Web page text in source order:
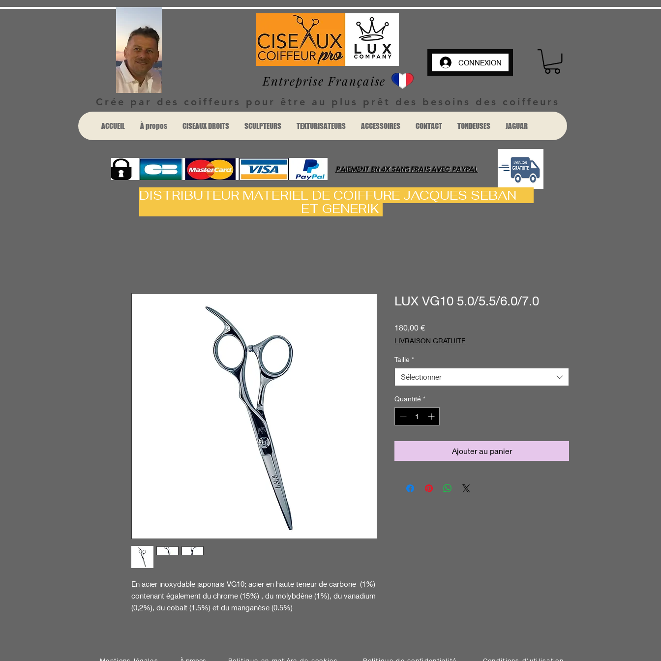
Entreprise Française
CONNEXION
Crée par des coiffeurs pour être au plus prêt des besoins des coiffeurs
ACCUEIL À propos CISEAUX DROITS SCULPTEURS TEXTURISATEURS ACCESSOIRES CONTACT TONDEUSES JAGUAR
PAIEMENT EN 4X SANS FRAIS AVEC PAYPAL
DISTRIBUTEUR MATERIEL DE COIFFURE JACQUES SEBAN
ET GENERIK
En acier inoxydable japonais VG10; acier en haute teneur de carbone (1%)
contenant également du chrome (15%) , du molybdène (1%), du vanadium
(0,2%), du cobalt (1.5%) et du manganèse (0.5%)
LUX VG10 5.0/5.5/6.0/7.0
180,00 €Prix
LIVRAISON GRATUITE
Taille *
Sélectionner
Quantité *
Ajouter au panier